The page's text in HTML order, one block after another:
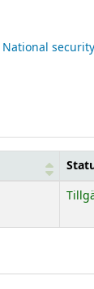
National security